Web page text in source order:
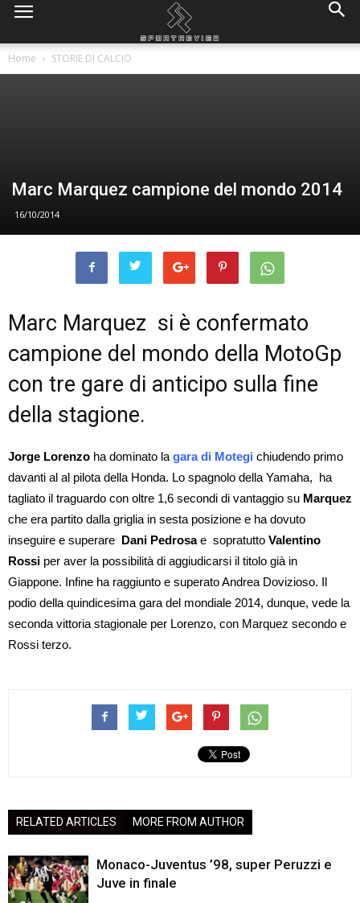
Home STORIE DI CALCIO
Marc Marquez campione del mondo 2014
16/10/2014
Marc Marquez si è confermato
campione del mondo della MotoGp
con tre gare di anticipo sulla fine
della stagione.
Jorge Lorenzo ha dominato la gara di Motegi chiudendo primo
davanti al al pilota della Honda. Lo spagnolo della Yamaha, ha
tagliato il traguardo con oltre 1,6 secondi di vantaggio su Marquez
che era partito dalla griglia in sesta posizione e ha dovuto
inseguire e superare Dani Pedrosae sopratutto Valentino
Rossi per aver la possibilità di aggiudicarsi il titolo già in
Giappone. Infine ha raggiunto e superato Andrea Dovizioso. Il
podio della quindicesima gara del mondiale 2014, dunque, vede la
seconda vittoria stagionale per Lorenzo, con Marquez secondo e
Rossi terzo.
RELATED ARTICLES MORE FROM AUTHOR
Monaco-Juventus ’98, super Peruzzi e
Juve in finale